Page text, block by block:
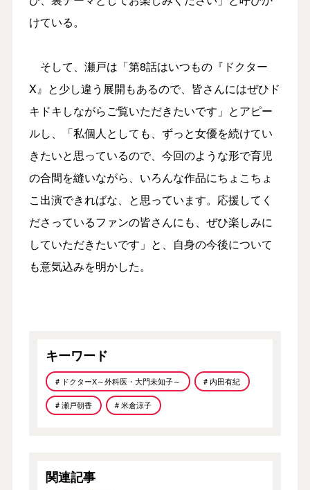
けている。
そして、瀬戸は「第8話はいつもの『ドクター
X』と少し違う展開もあるので、皆さんにはぜひド
キドキしながらご覧いただきたいです」とアピー
ルし、「私個人としても、ずっと女優を続けてい
きたいと思っているので、今回のような形で育児
の合間を縫いながら、いろんな作品にちょこちょ
こ出演できればな、と思っています。応援してく
ださっているファンの皆さんにも、ぜひ楽しみに
していただきたいです」と、自身の今後について
も意気込みを明かした。
キーワード
# ドクターX～外科医・大門未知子～ # 内田有紀
# 瀬戸朝香 # 米倉涼子
関連記事